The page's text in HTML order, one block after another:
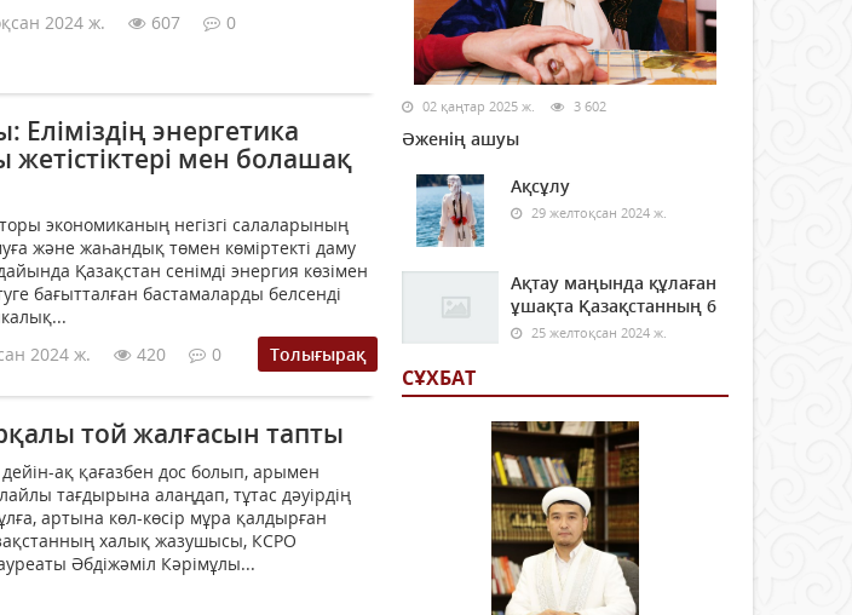
2024 ж. 607
0
энергетика
жетістіктері мен болашақ
экономиканың негізгі салаларының
және жаһандық төмен көміртекті даму
Қазақстан сенімді энергия көзімен
бағытталған бастамаларды белсенді
2024 ж. 420 0 Толығырақ
той жалғасын тапты
ақ қағазбен дос болып, арымен
тағдырына алаңдап, тұтас дәуірдің
артына көл-көсір мұра қалдырған
халық жазушысы, КСРО
Әбдіжәміл Кәрімұлы...
02 қаңтар 2025 ж. 3 602
Әженің ашуы
Ақсұлу
29 желтоқсан 2024 ж.
Ақтау маңында құлаған
ұшақта Қазақстанның 6
25 желтоқсан 2024 ж.
СҰХБАТ